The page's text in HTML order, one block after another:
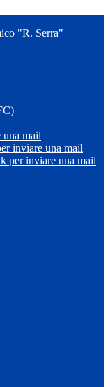
"R. Serra"
mail
inviare una mail
per inviare una mail